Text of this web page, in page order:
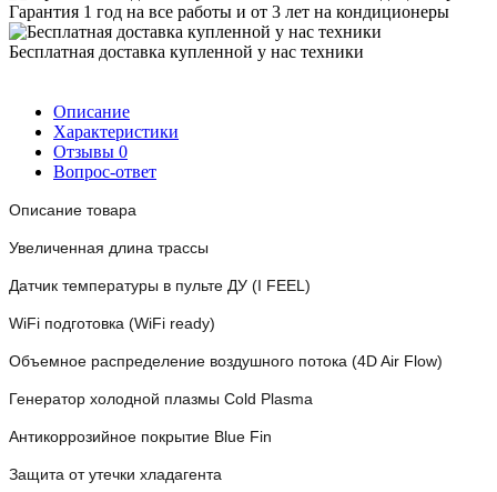
Гарантия 1 год на все работы и от 3 лет на кондиционеры
Бесплатная доставка купленной у нас техники
Описание
Характеристики
Отзывы 0
Вопрос-ответ
Описание товара
Увеличенная длина трассы
Датчик температуры в пульте ДУ (I FEEL)
WiFi подготовка (WiFi ready)
Объемное распределение воздушного потока (4D Air Flow)
Генератор холодной плазмы Cold Plasma
Антикоррозийное покрытие Blue Fin
Защита от утечки хладагента